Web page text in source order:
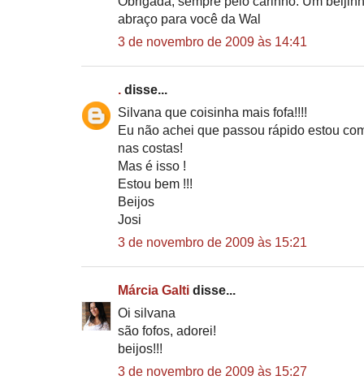
abraço para você da Wal
3 de novembro de 2009 às 14:41
. disse...
Silvana que coisinha mais fofa!!!!
Eu não achei que passou rápido estou
nas costas!
Mas é isso !
Estou bem !!!
Beijos
Josi
3 de novembro de 2009 às 15:21
Márcia Galti disse...
Oi silvana
são fofos, adorei!
beijos!!!
3 de novembro de 2009 às 15:27